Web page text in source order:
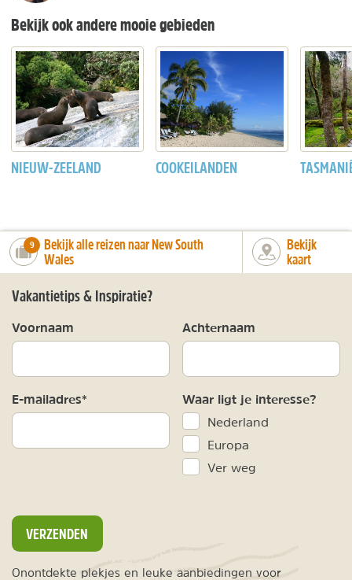
Bekijk ook andere mooie gebieden
NIEUW-ZEELAND COOKEILANDEN
number_of_trips:
9
Bekijk alle reizen naar New South
Wales
Bekijk
kaart
Vakantietips & Inspiratie?
Voornaam Achternaam
E-mailadres* Waar ligt je interesse?
Nederland
Europa
Ver weg
VERZENDEN
Onontdekte plekjes en leuke aanbiedingen voor